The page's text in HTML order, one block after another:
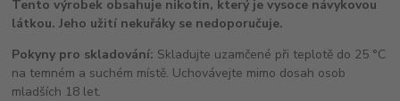
Tento výrobek obsahuje nikotin, který je vysoce návykovou
látkou. Jeho užití nekuřáky se nedoporučuje.
Pokyny pro skladování: Skladujte uzamčené při teplotě do 25 °C
na temném a suchém místě. Uchovávejte mimo dosah osob
mladších 18 let.